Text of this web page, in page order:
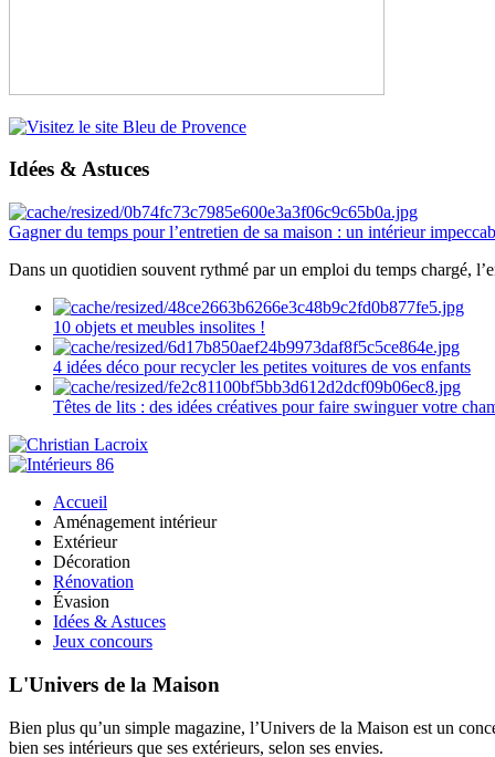
Idées & Astuces
Gagner du temps pour l’entretien de sa maison : un intérieur
Dans un quotidien souvent rythmé par un emploi du temps chargé,
10 objets et meubles insolites !
4 idées déco pour recycler les petites voitures de vos enfants
Têtes de lits : des idées créatives pour faire swinguer votre
Accueil
Aménagement intérieur
Extérieur
Décoration
Rénovation
Évasion
Idées & Astuces
Jeux concours
L'Univers de la Maison
Bien plus qu’un simple magazine, l’Univers de la Maison est un
bien ses intérieurs que ses extérieurs, selon ses envies.